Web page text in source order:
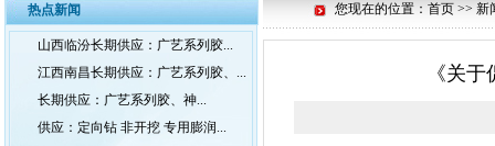
热点新闻
山西临汾长期供应：广艺系列胶...
江西南昌长期供应：广艺系列胶、...
长期供应：广艺系列胶、神...
供应：定向钻 非开挖 专用膨润...
您现在的位置：首页 >> 新
《关